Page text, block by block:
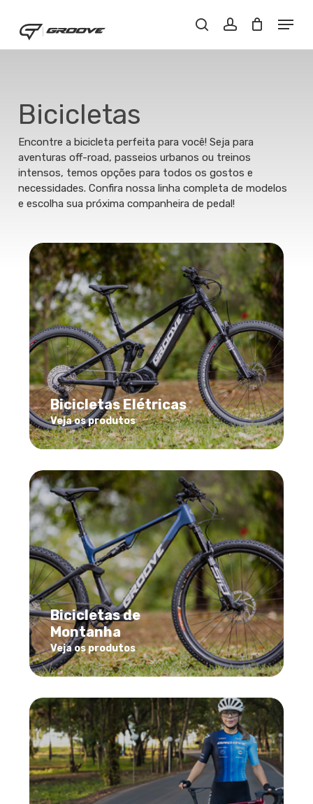
main
content
Buscar..account
Menu
Bicicletas
Encontre a bicicleta perfeita para você! Seja para
aventuras off-road, passeios urbanos ou treinos
intensos, temos opções para todos os gostos e
necessidades. Confira nossa linha completa de modelos
e escolha sua próxima companheira de pedal!
Bicicletas Elétricas
Veja os produtos
Bicicletas de
Montanha
Veja os produtos
Close